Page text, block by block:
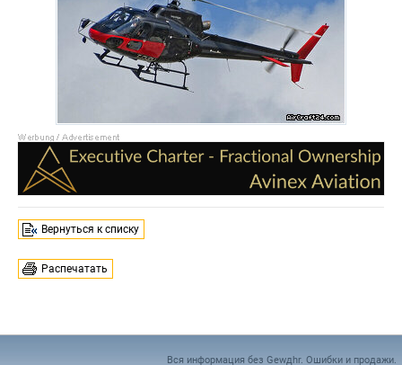
Вернуться к списку
Распечатать
Вся информация без Gewдhr. Ошибки и продажи.